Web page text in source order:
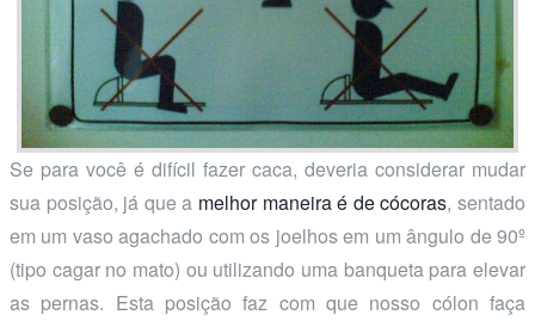
Se para você é difícil fazer caca, deveria considerar mudar
sua posição, já que a melhor maneira é de cócoras, sentado
em um vaso agachado com os joelhos em um ângulo de 90º
(tipo cagar no mato) ou utilizando uma banqueta para elevar
as pernas. Esta posição faz com que nosso cólon faça